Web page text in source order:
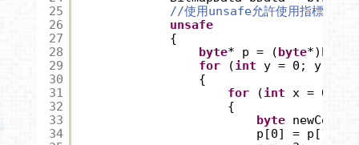
25
26
27
28
29
30
31
32
33
34
//使用unsafe允許使用指標
unsafe
{
byte* p = (byte
for
(int
y = 0; y <
{
for
(int x = 0; x
{
byte
p[0] = p[1] =